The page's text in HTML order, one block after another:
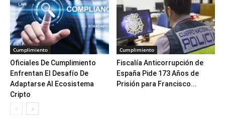
Cumplimiento
Oficiales De Cumplimiento
Enfrentan El Desafío De
Adaptarse Al Ecosistema
Cripto
Cumplimiento
Fiscalía Anticorrupción de
España Pide 173 Años de
Prisión para Francisco...